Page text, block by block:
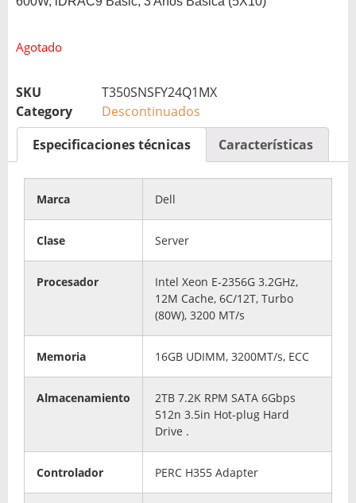
Agotado
SKU
T350SNSFY24Q1MX
Category
Descontinuados
Especificaciones técnicas
Características
Marca Dell
Clase Server
Procesador
Intel Xeon E-2356G 3.2GHz,
12M Cache, 6C/12T, Turbo
(80W), 3200 MT/s
Memoria 16GB UDIMM, 3200MT/s, ECC
Almacenamiento
2TB 7.2K RPM SATA 6Gbps
512n 3.5in Hot-plug Hard
Drive .
Controlador PERC H355 Adapter